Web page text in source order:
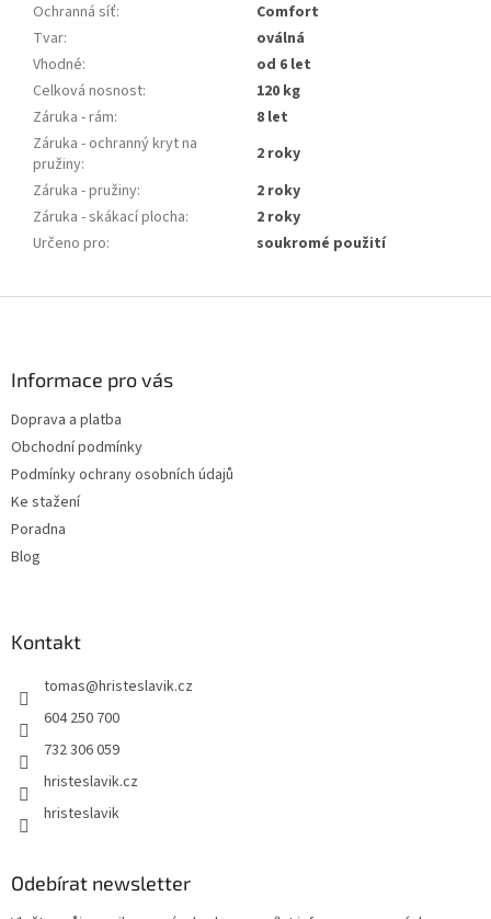
Ochranná síť:
Comfort
Tvar:
oválná
Vhodné:
od 6 let
Celková nosnost:
120 kg
Záruka - rám:
8 let
Záruka - ochranný kryt na
pružiny:
2 roky
Záruka - pružiny:
2 roky
Záruka - skákací plocha:
2 roky
Určeno pro: soukromé použití
Informace pro vás
Doprava a platba
Obchodní podmínky
Podmínky ochrany osobních údajů
Ke stažení
Poradna
Blog
Kontakt
tomas@hristeslavik.cz
604 250 700
732 306 059
hristeslavik.cz
hristeslavik
Odebírat newsletter